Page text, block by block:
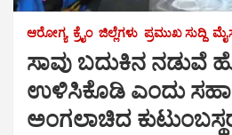
ಆರೋಗ್ಯ ಕ್ರೈಂ ಜಿಲ್ಲೆಗಳು ಪ್ರಮುಖ ಸುದ್ದಿ
ಸಾವು ಬದುಕಿನ ನಡುವೆ
ಉಳಿಸಿಕೊಡಿ ಎಂದು
ಅಂಗಲಾಚಿದ